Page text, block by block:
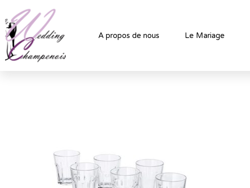
A propos de nous Le Mariage